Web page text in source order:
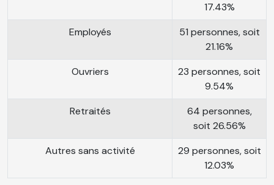
17.43%
Employés
51 personnes, soit
21.16%
Ouvriers
23 personnes, soit
9.54%
Retraités
64 personnes,
soit 26.56%
Autres sans activité
29 personnes, soit
12.03%